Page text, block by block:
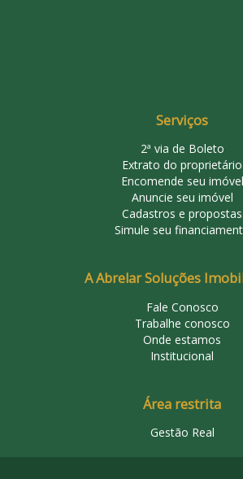
Serviços
2ª via de Boleto
Extrato do proprietário
Encomende seu imóvel
Anuncie seu imóvel
Cadastros e propostas
Simule seu
A Abrelar Soluções
Fale Conosco
Trabalhe conosco
Onde estamos
Institucional
Área restrita
Gestão Real